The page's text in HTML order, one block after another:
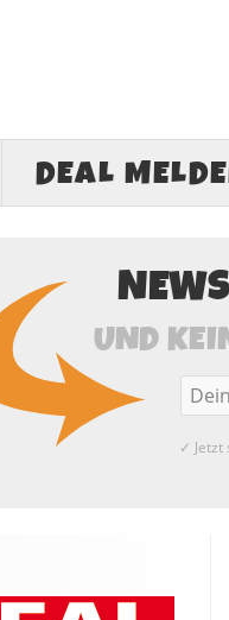
DEAL
NEWS
UND
✓ Jetzt